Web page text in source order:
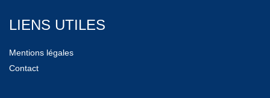
LIENS UTILES
Mentions légales
Contact